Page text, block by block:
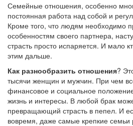
Семейные отношения, особенно
постоянная работа над собой и
Кроме того, что людям необходимо
особенностям своего партнера,
страсть просто испаряется. И мало
этим дальше.
Как разнообразить отношения?
тысячи женщин и мужчин. При чем
финансовое и социальное
жизнь и интересы. В любой брак
превращающий страсть в пепел. И
вовремя, даже самые крепкие семьи